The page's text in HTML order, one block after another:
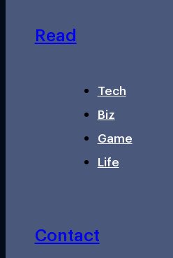
Read
Tech
Biz
Game
Life
Contact